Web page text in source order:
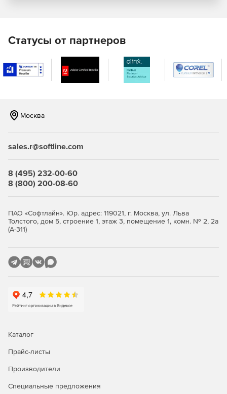
диска, закрывая хакерам все возможности
вмешательства в процесс стирания.
Восстановление системы Windows, данных,
восстанавливать пользовательские файлы,
загрузочного CD-диска TotalRecovery Tools для
доступа к файлам и восстановления ценных фото,
Миграция ОС Windows на больший по емкости
жесткий диск. Вместо того чтобы тратить часы и дни
TotalRecovery Tools за несколько минут переносит все
требуемые файлы, фото, музыку, настройки
Отсутствие необходимости в установке ПО. Чтобы
запустить программу, нужно вставить загрузочный
Восстановление всего ПК. Беспрепятственное
другой компьютер, а также на виртуальные машины.
Восстановление паролей для Windows Servers. В
Статусы от партнеров
Москва
sales.r@softline.com
8 (495) 232-00-60
8 (800) 200-08-60
ПАО «Софтлайн». Юр. адрес: 119021, г. Москва, ул. Льва
Толстого, дом 5, строение 1, этаж 3, помещение 1, комн. № 2, 2а
(А-311)
Каталог
Прайс-листы
Производители
Специальные предложения